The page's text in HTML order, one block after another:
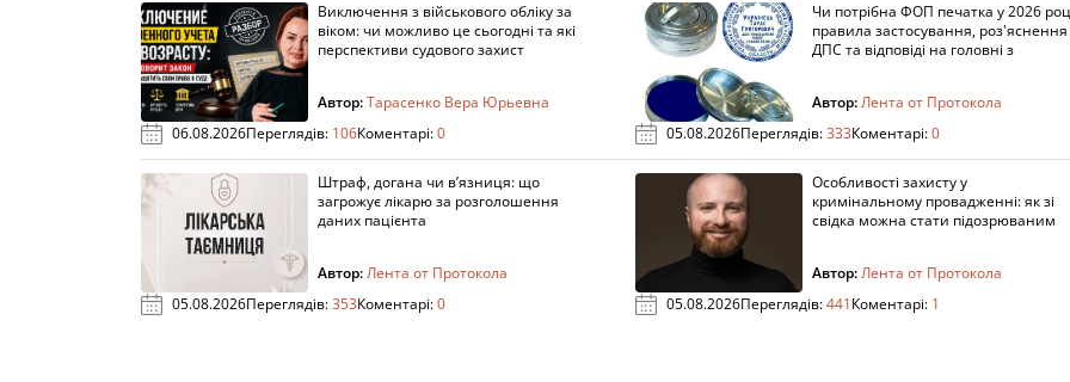
Виключення з військового обліку за
віком: чи можливо це сьогодні та які
перспективи судового захист
Автор:Тарасенко Вера Юрьевна
06.08.2026Переглядів: 106Коментарі:0
Чи потрібна ФОП печатка у 2026
правила застосування, роз'яснення
ДПС та відповіді на головні з
Автор:Лента от Протокола
05.08.2026Переглядів:333Коментарі:0
Штраф, догана чи в’язниця: що
загрожує лікарю за розголошення
даних пацієнта
Автор:Лента от Протокола
05.08.2026Переглядів:353Коментарі:0
Особливості захисту у
кримінальному провадженні: як зі
свідка можна стати підозрюваним
Автор:Лента от Протокола
05.08.2026Переглядів:441Коментарі: 1